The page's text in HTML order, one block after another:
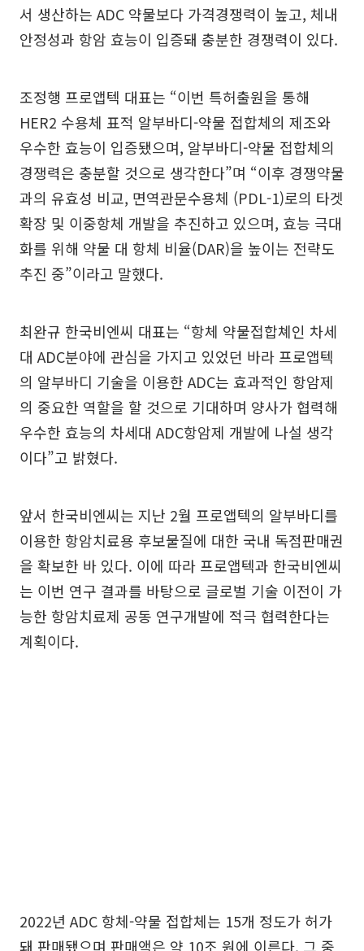
서 생산하는 ADC 약물보다 가격경쟁력이 높고, 체내
안정성과 항암 효능이 입증돼 충분한 경쟁력이 있다.
조정행 프로앱텍 대표는 “이번 특허출원을 통해
HER2 수용체 표적 알부바디-약물 접합체의 제조와
우수한 효능이 입증됐으며, 알부바디-약물 접합체의
경쟁력은 충분할 것으로 생각한다”며 “이후 경쟁약물
과의 유효성 비교, 면역관문수용체 (PDL-1)로의 타겟
확장 및 이중항체 개발을 추진하고 있으며, 효능 극대
화를 위해 약물 대 항체 비율(DAR)을 높이는 전략도
추진 중”이라고 말했다.
최완규 한국비엔씨 대표는 “항체 약물접합쳬인 차세
대 ADC분야에 관심을 가지고 있었던 바라 프로앱텍
의 알부바디 기술을 이용한 ADC는 효과적인 항암제
의 중요한 역할을 할 것으로 기대하며 양사가 협력해
우수한 효능의 차세대 ADC항암제 개발에 나설 생각
이다”고 밝혔다.
앞서 한국비엔씨는 지난 2월 프로앱텍의 알부바디를
이용한 항암치료용 후보물질에 대한 국내 독점판매권
을 확보한 바 있다. 이에 따라 프로앱텍과 한국비엔씨
는 이번 연구 결과를 바탕으로 글로벌 기술 이전이 가
능한 항암치료제 공동 연구개발에 적극 협력한다는
계획이다.
2022년 ADC 항체-약물 접합체는 15개 정도가 허가
돼 판매됐으며 판매액은 약 10조 원에 이른다. 그 중